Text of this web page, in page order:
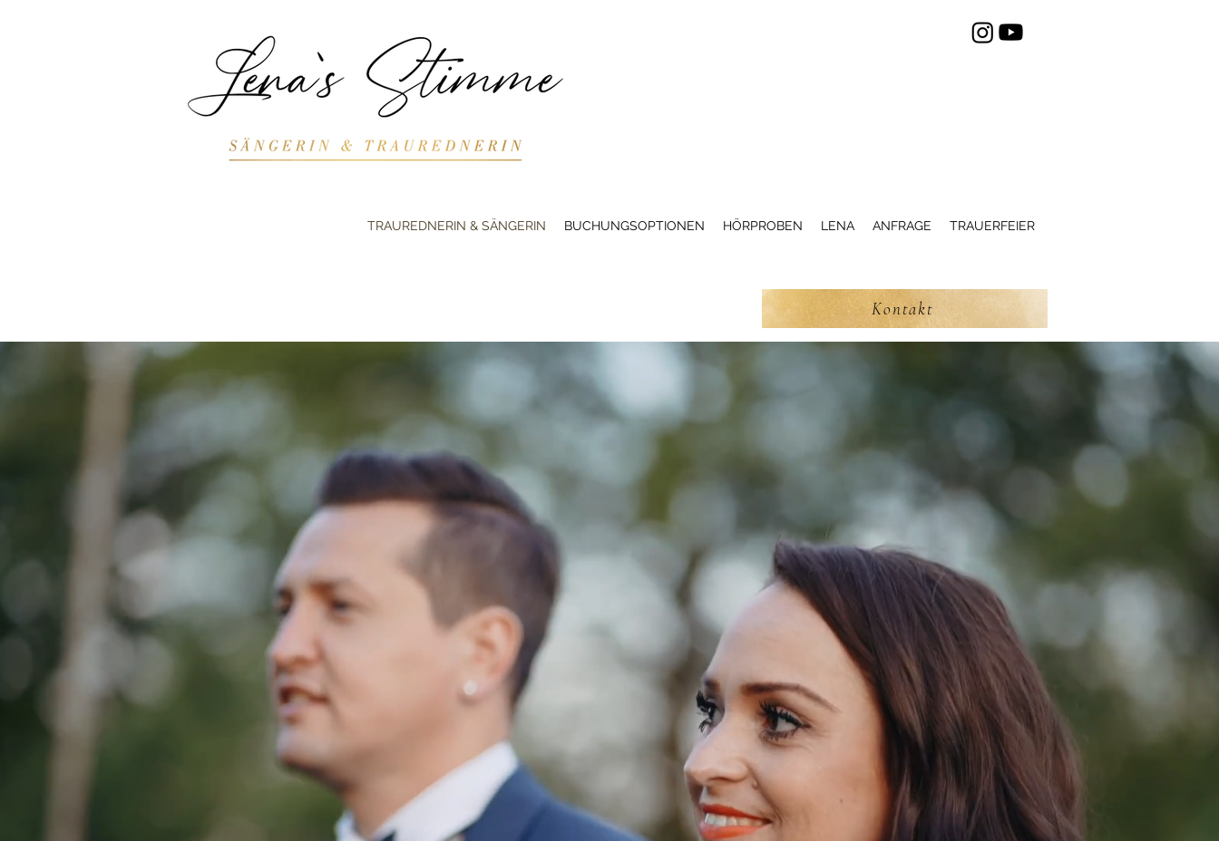
TRAUREDNERIN & SÄNGERIN BUCHUNGSOPTIONEN HÖRPROBEN LENA ANFRAGE TRAUERFEIER
Kontakt